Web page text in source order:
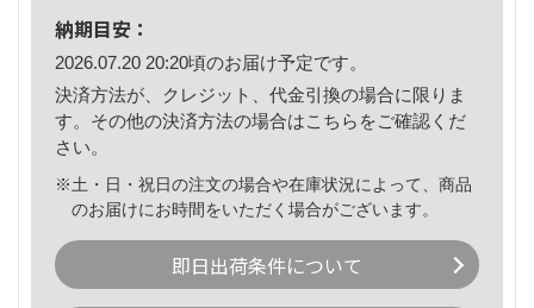
納期目安：
2026.07.20 20:20頃のお届け予定です。
決済方法が、クレジット、代金引換の場合に限りま
す。その他の決済方法の場合はこちら をご確認くだ
さい。
※土・日・祝日の注文の場合や在庫状況によって、商品
のお届けにお時間をいただく場合がございます。
即日出荷条件について